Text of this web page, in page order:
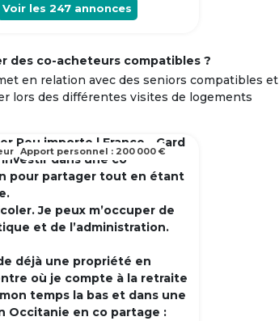
Voir les 247 annonces
des co-acheteurs compatibles ?
en relation avec des seniors compatibles et
lors des différentes visites de logements
Peu importe | France - Gard
dans une co
pour partager tout en étant
Je peux m’occuper de
et de l’administration.
déjà une propriété en
où je compte à la retraite
temps la bas et dans une
Occitanie en co partage :
Apport personnel : 200 000 €